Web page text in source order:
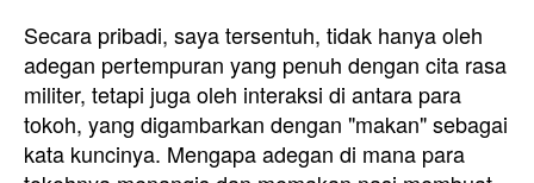
Secara pribadi, saya tersentuh, tidak hanya oleh
adegan pertempuran yang penuh dengan cita rasa
militer, tetapi juga oleh interaksi di antara para
tokoh, yang digambarkan dengan "makan" sebagai
kata kuncinya. Mengapa adegan di mana para